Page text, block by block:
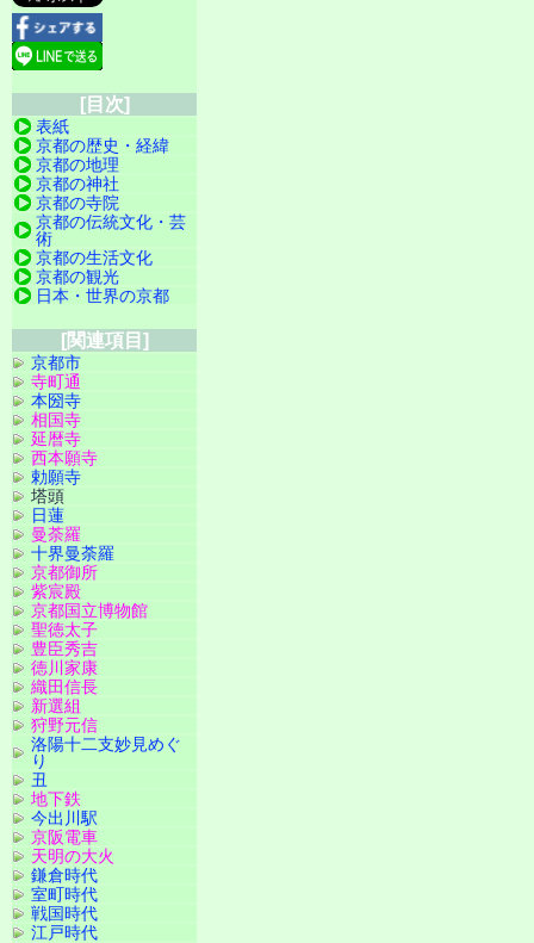
[目次]
表紙
京都の歴史・経緯
京都の地理
京都の神社
京都の寺院
京都の伝統文化・芸
術
京都の生活文化
京都の観光
日本・世界の京都
[関連項目]
京都市
寺町通
本圀寺
相国寺
延暦寺
西本願寺
勅願寺
塔頭
日蓮
曼荼羅
十界曼荼羅
京都御所
紫宸殿
京都国立博物館
聖徳太子
豊臣秀吉
徳川家康
織田信長
新選組
狩野元信
洛陽十二支妙見めぐ
り
丑
地下鉄
今出川駅
京阪電車
天明の大火
鎌倉時代
室町時代
戦国時代
江戸時代